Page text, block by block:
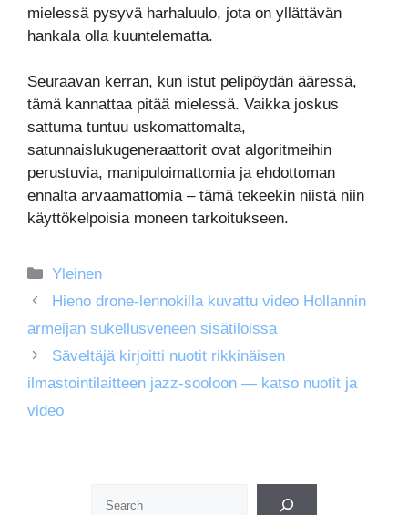
mielessä pysyvä harhaluulo, jota on yllättävän
hankala olla kuuntelematta.
Seuraavan kerran, kun istut pelipöydän ääressä,
tämä kannattaa pitää mielessä. Vaikka joskus
sattuma tuntuu uskomattomalta,
satunnaislukugeneraattorit ovat algoritmeihin
perustuvia, manipuloimattomia ja ehdottoman
ennalta arvaamattomia – tämä tekeekin niistä niin
käyttökelpoisia moneen tarkoitukseen.
Kategoriat
Yleinen
Hieno drone-lennokilla kuvattu video Hollannin
armeijan sukellusveneen sisätiloissa
Säveltäjä kirjoitti nuotit rikkinäisen
ilmastointilaitteen jazz-sooloon — katso nuotit ja
video